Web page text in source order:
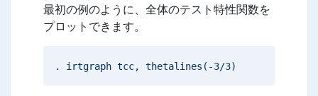
最初の例のように、全体のテスト特性関数を
プロットできます。
. irtgraph tcc, thetalines(-3/3)